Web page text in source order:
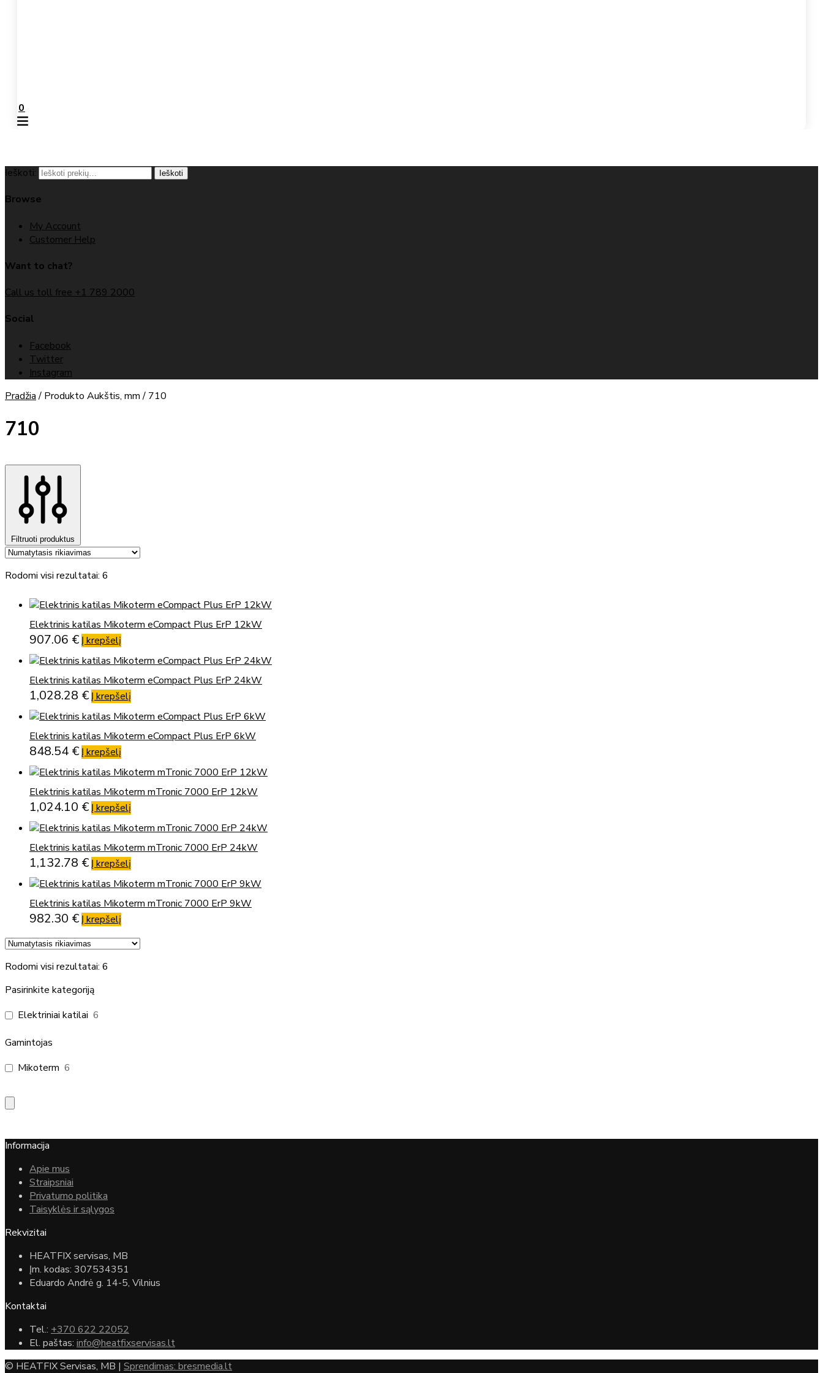
0
Ieškoti: Ieškoti
Browse
My Account
Customer Help
Want to chat?
Call us toll free +1 789 2000
Social
Facebook
Twitter
Instagram
Pradžia/ Produkto Aukštis, mm/ 710
710
Filtruoti produktus
Rodomi visi rezultatai: 6
Elektrinis katilas Mikoterm eCompact Plus ErP 12kW
907.06 €Į krepšelį
Elektrinis katilas Mikoterm eCompact Plus ErP 24kW
1,028.28 €Į krepšelį
Elektrinis katilas Mikoterm eCompact Plus ErP 6kW
848.54 €Į krepšelį
Elektrinis katilas Mikoterm mTronic 7000 ErP 12kW
1,024.10 €Į krepšelį
Elektrinis katilas Mikoterm mTronic 7000 ErP 24kW
1,132.78 €Į krepšelį
Elektrinis katilas Mikoterm mTronic 7000 ErP 9kW
982.30 €Į krepšelį
Rodomi visi rezultatai: 6
Pasirinkite kategoriją
Elektriniai katilai 6
Gamintojas
Mikoterm 6
Informacija
Apie mus
Straipsniai
Privatumo politika
Taisyklės ir sąlygos
Rekvizitai
HEATFIX servisas, MB
Įm. kodas: 307534351
Eduardo Andrė g. 14-5, Vilnius
Kontaktai
Tel.: +370 622 22052
El. paštas: info@heatfixservisas.lt
© HEATFIX Servisas, MB | Sprendimas: bresmedia.lt